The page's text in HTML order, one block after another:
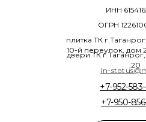
+7-950-
+7-952-
плитка ТК г.Таганрог,
10-й переулок, дом
двери ТК
,20
ОГРН
ИНН
in-